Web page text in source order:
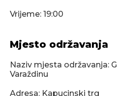
Vrijeme: 19:00
Mjesto održavanja
Naziv mjesta održavanja:
Varaždinu
Adresa: Kapucinski trg